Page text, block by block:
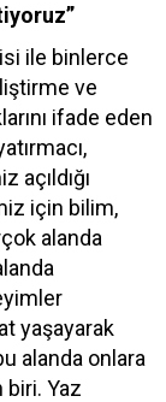
ile binlerce
ve
ifade eden
açıldığı
için bilim,
alanda
yaşayarak
alanda onlara
biri. Yaz